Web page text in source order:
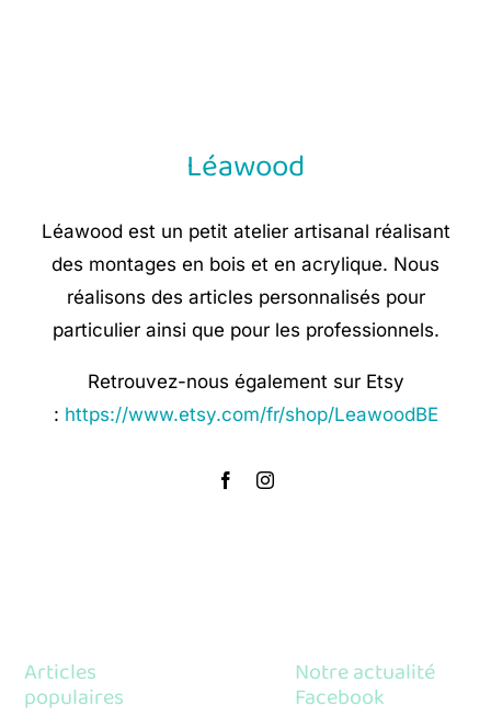
Léawood
Léawood est un petit atelier artisanal réalisant
des montages en bois et en acrylique. Nous
réalisons des articles personnalisés pour
particulier ainsi que pour les professionnels.
Retrouvez-nous également sur Etsy
: https://www.etsy.com/fr/shop/LeawoodBE
Articles
populaires
Notre actualité
Facebook